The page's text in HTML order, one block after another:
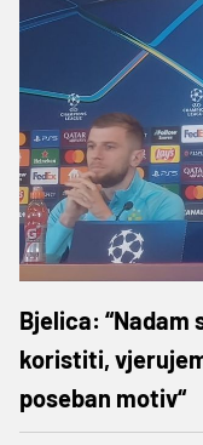
Bjelica: “Nadam
koristiti,
poseban motiv“